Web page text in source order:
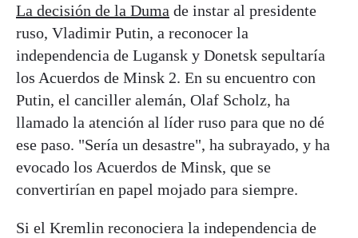
La decisión de la Duma de instar al presidente
ruso, Vladimir Putin, a reconocer la
independencia de Lugansk y Donetsk sepultaría
los Acuerdos de Minsk 2. En su encuentro con
Putin, el canciller alemán, Olaf Scholz, ha
llamado la atención al líder ruso para que no dé
ese paso. "Sería un desastre", ha subrayado, y ha
evocado los Acuerdos de Minsk, que se
convertirían en papel mojado para siempre.
Si el Kremlin reconociera la independencia de